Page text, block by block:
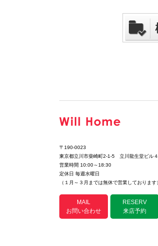
〒190-0023
東京都立川市柴崎町2-1-5 立川龍生堂ビル
営業時間 10:00～18:30
定休日 毎週水曜日
（１月～３月までは無休で営業しております
MAIL
お問い合わせ
RESERV
来店予約